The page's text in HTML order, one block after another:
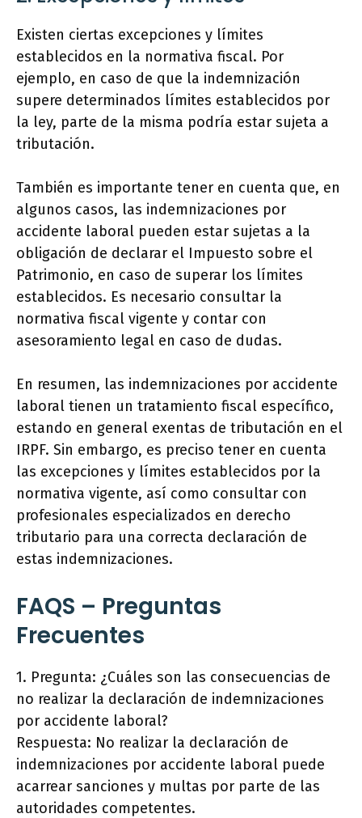
Existen ciertas excepciones y límites
establecidos en la normativa fiscal. Por
ejemplo, en caso de que la indemnización
supere determinados límites establecidos por
la ley, parte de la misma podría estar sujeta a
tributación.
También es importante tener en cuenta que, en
algunos casos, las indemnizaciones por
accidente laboral pueden estar sujetas a la
obligación de declarar el Impuesto sobre el
Patrimonio, en caso de superar los límites
establecidos. Es necesario consultar la
normativa fiscal vigente y contar con
asesoramiento legal en caso de dudas.
En resumen, las indemnizaciones por accidente
laboral tienen un tratamiento fiscal específico,
estando en general exentas de tributación en el
IRPF. Sin embargo, es preciso tener en cuenta
las excepciones y límites establecidos por la
normativa vigente, así como consultar con
profesionales especializados en derecho
tributario para una correcta declaración de
estas indemnizaciones.
FAQS – Preguntas
Frecuentes
1. Pregunta: ¿Cuáles son las consecuencias de
no realizar la declaración de indemnizaciones
por accidente laboral?
Respuesta: No realizar la declaración de
indemnizaciones por accidente laboral puede
acarrear sanciones y multas por parte de las
autoridades competentes.